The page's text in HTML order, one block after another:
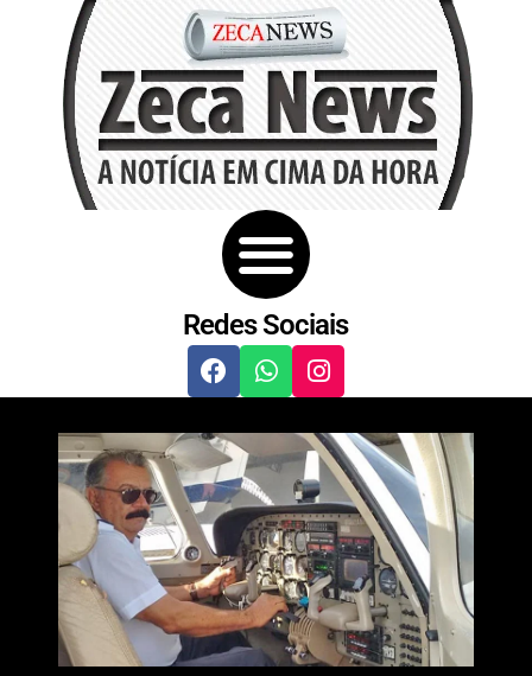
Redes Sociais